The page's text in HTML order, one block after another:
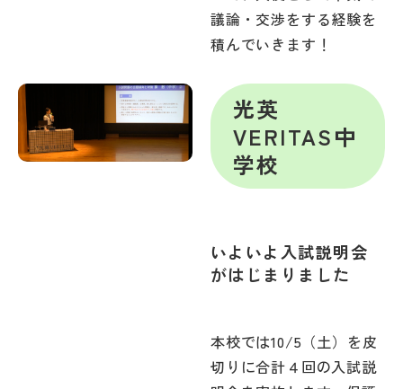
議論・交渉をする経験を
積んでいきます！
光英
VERITAS中
学校
いよいよ入試説明会
がはじまりました
本校では10/5（土）を皮
切りに合計４回の入試説